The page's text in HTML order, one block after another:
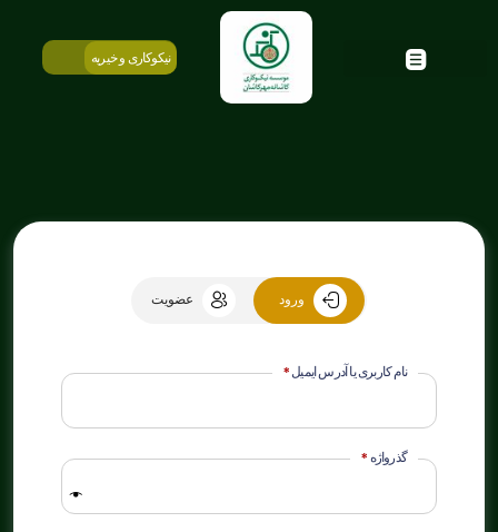
نیکوکاری و خیریه
ورود عضویت
نام کاربری یا آدرس ایمیل*
گذرواژه *